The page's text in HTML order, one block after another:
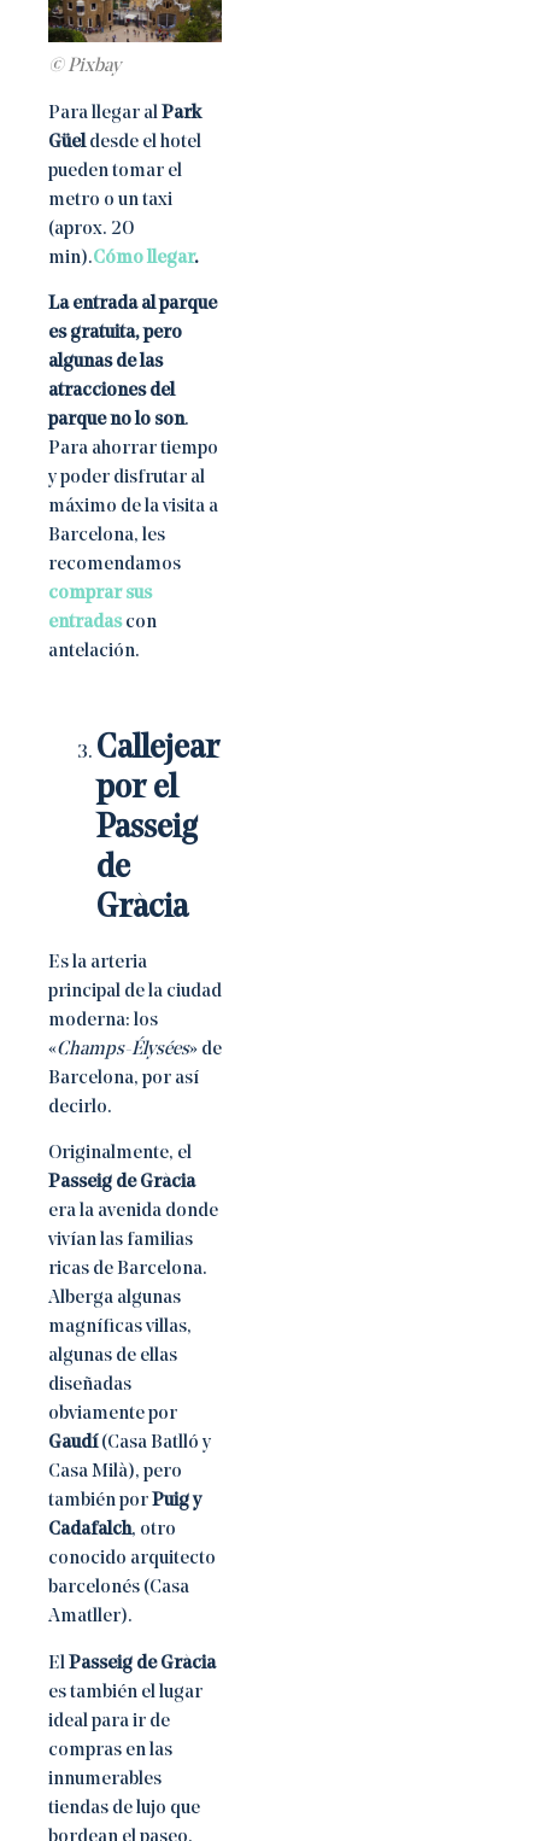
© Pixbay
Para llegar alPark
Güeldesde el hotel
pueden tomar el
metro o un taxi
(aprox. 20
min).Cómo llegar.
La entrada al parque
es gratuita, pero
algunas de las
atracciones del
parque no lo son.
Para ahorrar tiempo
y poder disfrutar al
máximo de la visita a
Barcelona, les
recomendamos
comprar sus
entradascon
antelación.
Callejear
por el
Passeig
de
Gràcia
Es la arteria
principal de la ciudad
moderna: los
«Champs-Élysées» de
Barcelona, por así
decirlo.
Originalmente, el
Passeig de Gràcia
era la avenida donde
vivían las familias
ricas de Barcelona.
Alberga algunas
magníficas villas,
algunas de ellas
diseñadas
obviamente por
Gaudí(Casa Batlló y
Casa Milà), pero
también porPuig y
Cadafalch, otro
conocido arquitecto
barcelonés (Casa
Amatller).
ElPasseig de Gràcia
es también el lugar
ideal para ir de
compras en las
innumerables
tiendas de lujo que
bordean el paseo,